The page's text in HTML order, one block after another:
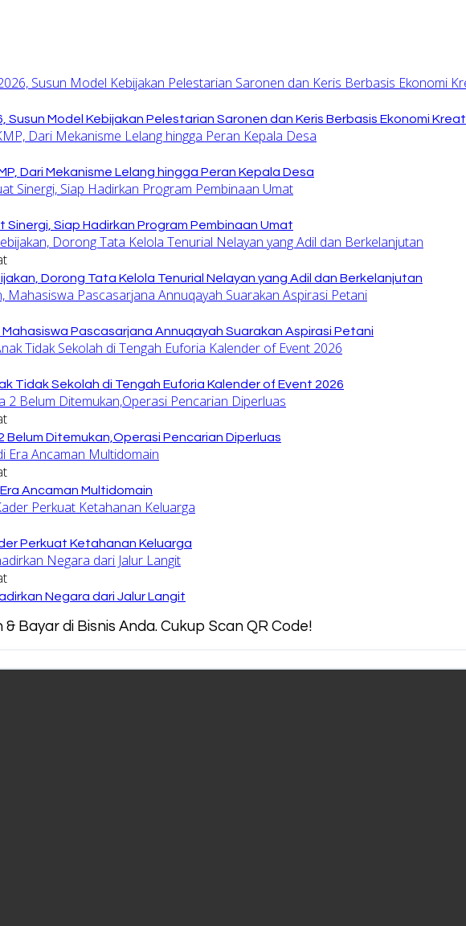
Susun Model Kebijakan Pelestarian Saronen dan Keris Berbasis Ekonomi
Dari Mekanisme Lelang hingga Peran Kepala Desa
Sinergi, Siap Hadirkan Program Pembinaan Umat
Dorong Tata Kelola Tenurial Nelayan yang Adil dan Berkelanjutan
Pascasarjana Annuqayah Suarakan Aspirasi Petani
Tidak Sekolah di Tengah Euforia Kalender of Event 2026
Belum Ditemukan,Operasi Pencarian Diperluas
Ancaman Multidomain
Perkuat Ketahanan Keluarga
Negara dari Jalur Langit
Bayar di Bisnis Anda. Cukup Scan QR Code!